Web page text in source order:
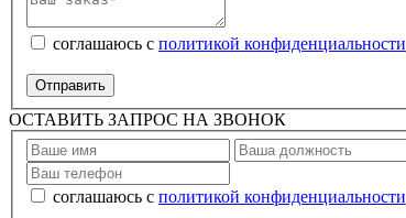
соглашаюсь с политикой конфиденциальности
ОСТАВИТЬ ЗАПРОС НА ЗВОНОК
соглашаюсь с политикой конфиденциальности